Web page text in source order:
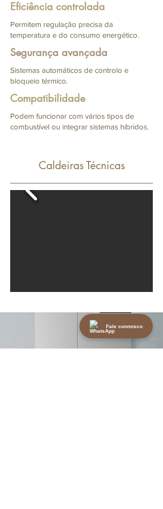
Eficiência controlada
Permitem regulação precisa da
temperatura e do consumo energético.
Segurança avançada
Sistemas automáticos de controlo e
bloqueio térmico.
Compatibilidade
Podem funcionar com vários tipos de
combustível ou integrar sistemas híbridos.
Caldeiras Técnicas
Fale connosco